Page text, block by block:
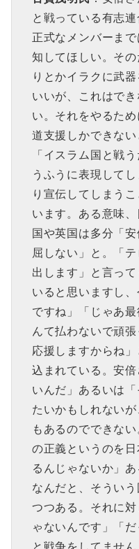
と戦っている有志
正式なメンバーま
知してほしい。そ
りとかイラクに武
いいが、これはで
い。それをやるた
道支援しかできな
「イスラム国と戦
うふうに表現して
り宣伝してしまう
います。ある意味
国や英国は多分「
屈しない」と。「
出します」と言っ
いると思いますし
ですね」「じゃあ
んて払わないで頑
応援しますからね
込まれている。安
いんだ」あるいは
たいかもしれない
もあるのでできな
の正義というのを
るんじゃないか」
なんだと、そうい
つつある。それに
ゃないんです」「